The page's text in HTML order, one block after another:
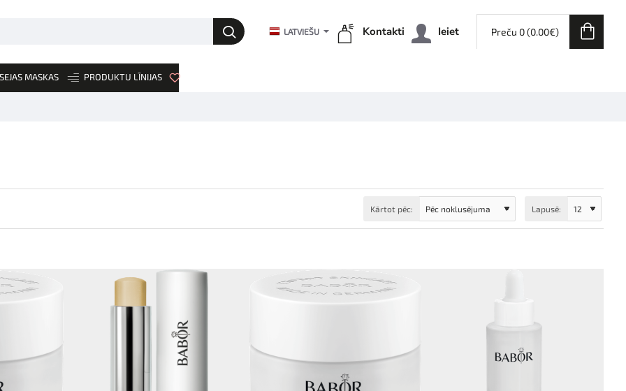
LATVIEŠU Kontakti Ieiet Preču 0 (0.00€)
SEJAS MASKAS PRODUKTU LĪNIJAS
Kārtot pēc: Lapusē: